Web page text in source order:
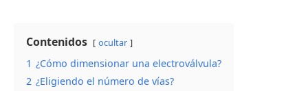
Contenidos ocultar
1 ¿Cómo dimensionar una electroválvula?
2 ¿Eligiendo el número de vías?